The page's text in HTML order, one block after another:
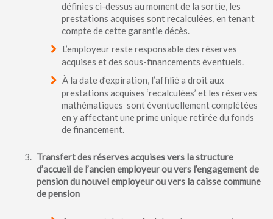
définies ci-dessus au moment de la sortie, les
prestations acquises sont recalculées, en tenant
compte de cette garantie décès.
L’employeur reste responsable des réserves
acquises et des sous-financements éventuels.
À la date d’expiration, l’affilié a droit aux
prestations acquises ‘recalculées’ et les réserves
mathématiques sont éventuellement complétées
en y affectant une prime unique retirée du fonds
de financement.
Transfert des réserves acquises vers la structure
d’accueil de l’ancien employeur ou vers l’engagement de
pension du nouvel employeur ou vers la caisse commune
de pension